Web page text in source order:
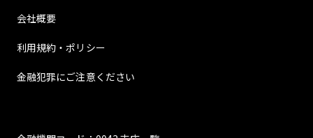
会社概要
利用規約・ポリシー
金融犯罪にご注意ください